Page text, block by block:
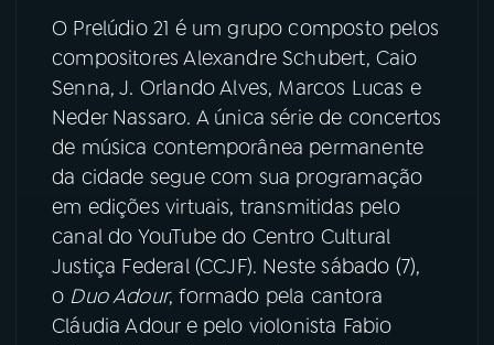
ÚLTIMAS
08PRÊMIO RÁDIO MEC
ACOMPANHE A RÁDIO MEC
YouTube Facebook
Instagram X
O Prelúdio 21 é um grupo composto pelos
compositores Alexandre Schubert, Caio
Senna, J. Orlando Alves, Marcos Lucas e
Neder Nassaro. A única série de concertos
de música contemporânea permanente
da cidade segue com sua programação
em edições virtuais, transmitidas pelo
canal do YouTube do Centro Cultural
Justiça Federal (CCJF). Neste sábado (7),
o Duo Adour, formado pela cantora
Cláudia Adour e pelo violonista Fabio